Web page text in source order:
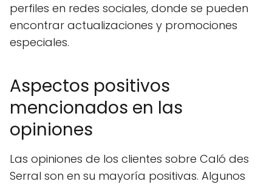
perfiles en redes sociales, donde se pueden
encontrar actualizaciones y promociones
especiales.
Aspectos positivos
mencionados en las
opiniones
Las opiniones de los clientes sobre Caló des
Serral son en su mayoría positivas. Algunos